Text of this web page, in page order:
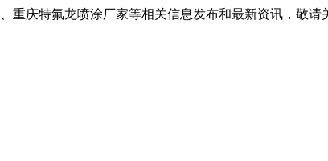
重庆特氟龙喷涂厂家等相关信息发布和最新资讯，敬请